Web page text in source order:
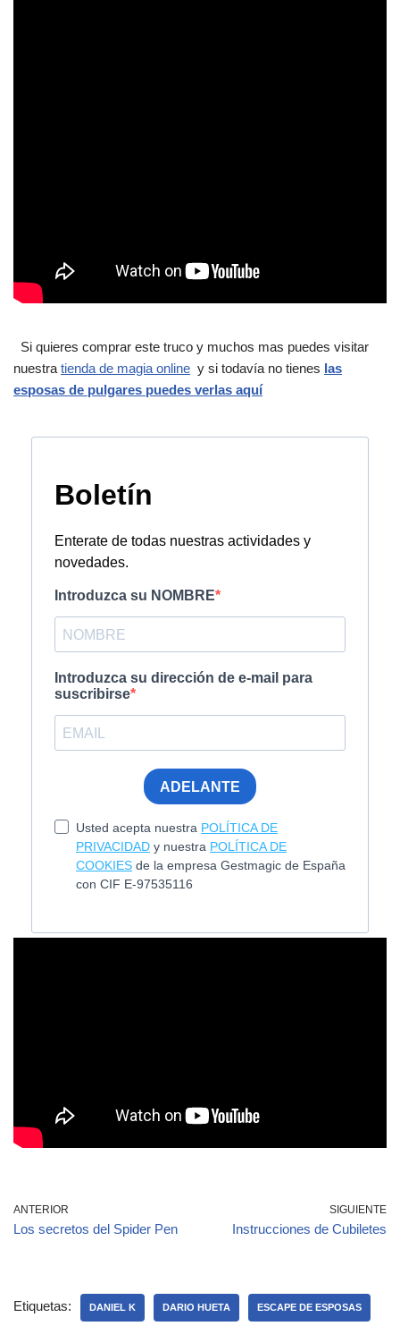
Si quieres comprar este truco y muchos mas puedes visitar
nuestra tienda de magia online y si todavía no tienes las
esposas de pulgares puedes verlas aquí
ANTERIOR
Los secretos del Spider Pen
SIGUIENTE
Instrucciones de Cubiletes
Etiquetas: DANIEL K DARIO HUETA ESCAPE DE ESPOSAS